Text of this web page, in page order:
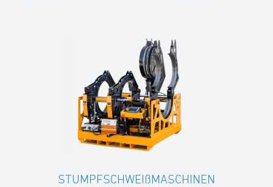
STUMPFSCHWEIßMASCHINEN